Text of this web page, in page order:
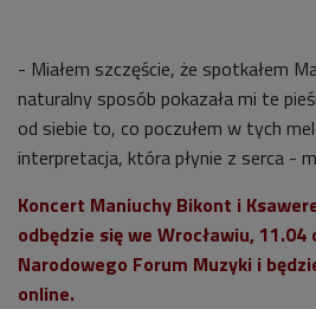
- Miałem szczęście, że spotkałem
naturalny sposób pokazała mi te
od siebie to, co poczułem w tych
interpretacja, która płynie z serca -
Koncert Maniuchy Bikont i
odbędzie się we Wrocławiu, 11.04
Narodowego Forum Muzyki i
online.